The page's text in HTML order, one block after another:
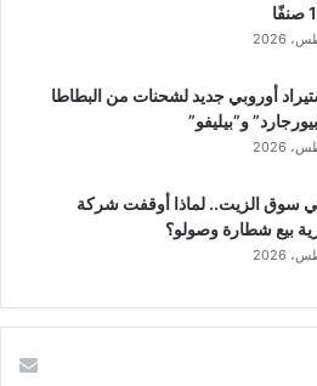
أوروبي جديد لشحنات من البطاطا
و”بيليفو”
سوق الزيت.. لماذا أوقفت شركة
بيع شطارة وصولو؟